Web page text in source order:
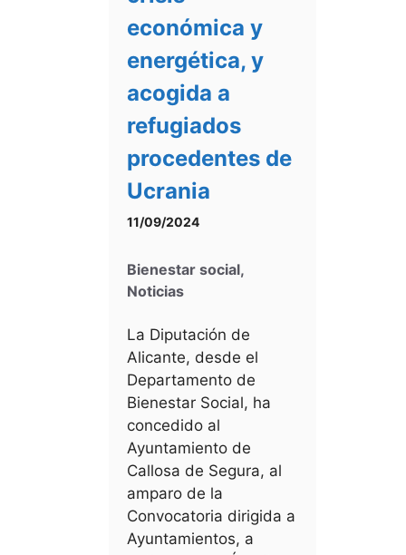
económica y
energética, y
acogida a
refugiados
procedentes de
Ucrania
11/09/2024
Bienestar social,
Noticias
La Diputación de
Alicante, desde el
Departamento de
Bienestar Social, ha
concedido al
Ayuntamiento de
Callosa de Segura, al
amparo de la
Convocatoria dirigida a
Ayuntamientos, a